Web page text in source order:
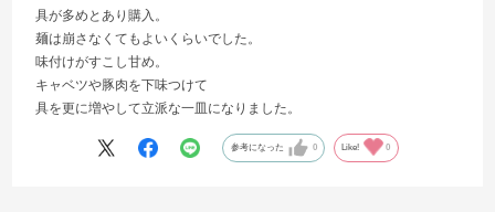
具が多めとあり購入。
麺は崩さなくてもよいくらいでした。
味付けがすこし甘め。
キャベツや豚肉を下味つけて
具を更に増やして立派な一皿になりました。
参考になった 0 Like! 0